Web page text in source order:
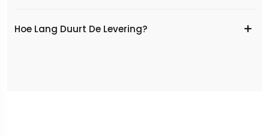
Hoe Lang Duurt De Levering?